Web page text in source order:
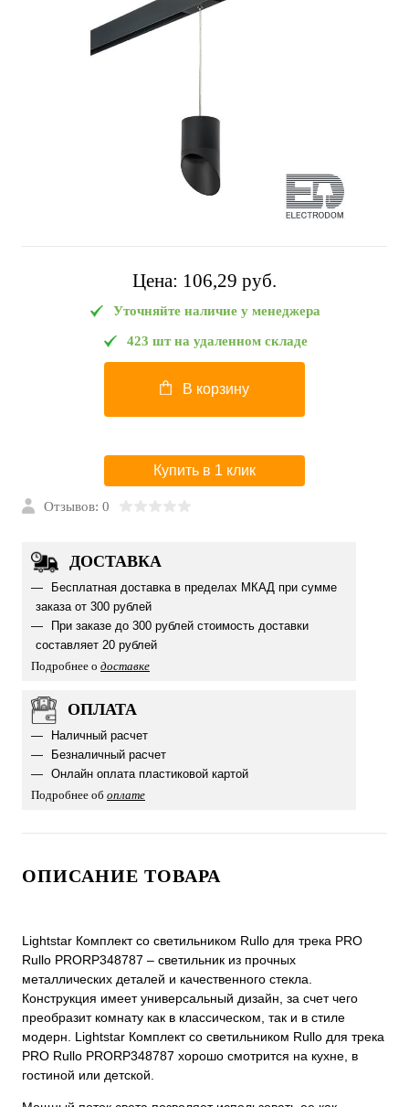
Цена: 106,29 pуб.
Уточняйте наличие у менеджера
423 шт на удаленном складе
В корзину
Купить в 1 клик
Отзывов: 0
ДОСТАВКА
Бесплатная доставка в пределах МКАД при сумме
заказа от 300 рублей
При заказе до 300 рублей стоимость доставки
составляет 20 рублей
Подробнее о доставке
ОПЛАТА
Наличный расчет
Безналичный расчет
Онлайн оплата пластиковой картой
Подробнее об оплате
ОПИСАНИЕ ТОВАРА
Lightstar Комплект со светильником Rullo для трека PRO
Rullo PRORP348787 – светильник из прочных
металлических деталей и качественного стекла.
Конструкция имеет универсальный дизайн, за счет чего
преобразит комнату как в классическом, так и в стиле
модерн. Lightstar Комплект со светильником Rullo для трека
PRO Rullo PRORP348787 хорошо смотрится на кухне, в
гостиной или детской.